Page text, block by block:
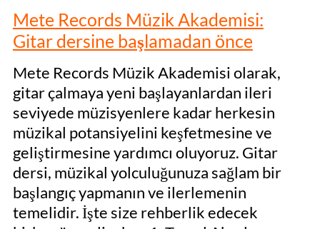
Mete Records Müzik Akademisi:
Gitar dersine başlamadan önce
Mete Records Müzik Akademisi olarak,
gitar çalmaya yeni başlayanlardan ileri
seviyede müzisyenlere kadar herkesin
müzikal potansiyelini keşfetmesine ve
geliştirmesine yardımcı oluyoruz. Gitar
dersi, müzikal yolculuğunuza sağlam bir
başlangıç yapmanın ve ilerlemenin
temelidir. İşte size rehberlik edecek